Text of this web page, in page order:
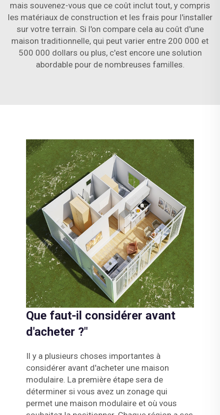
mais souvenez-vous que ce coût inclut tout, y compris
les matériaux de construction et les frais pour l'installer
sur votre terrain. Si l'on compare cela au coût d'une
maison traditionnelle, qui peut varier entre 200 000 et
500 000 dollars ou plus, c'est encore une solution
abordable pour de nombreuses familles.
Que faut-il considérer avant
d'acheter ?"
Il y a plusieurs choses importantes à
considérer avant d'acheter une maison
modulaire. La première étape sera de
déterminer si vous avez un zonage qui
permet une maison modulaire et où vous